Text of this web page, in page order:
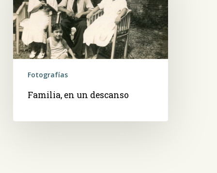
descanso
Fotografías
Familia, en un descanso